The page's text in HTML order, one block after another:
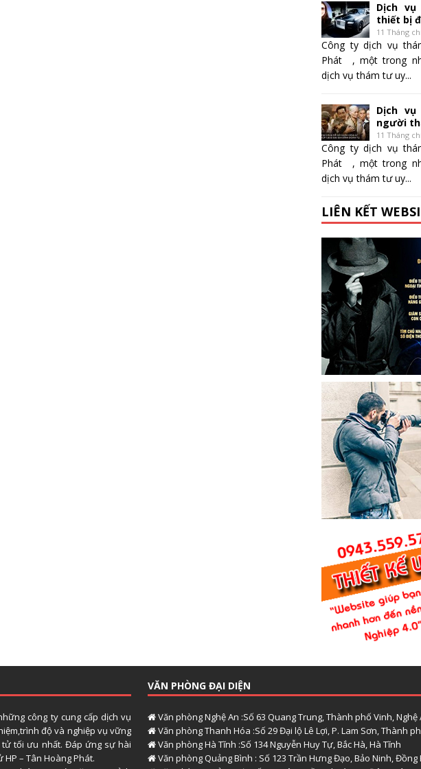
Dịch
thiết bị
11 Tháng
Công ty dịch vụ
Phát , một trong
dịch vụ thám tư uy...
Dịch
người
11 Tháng
Công ty dịch vụ
Phát , một trong
dịch vụ thám tư uy...
LIÊN KẾT
công ty cung cấp dịch vụ
độ và nghiệp vụ vững
tử tối ưu nhất. Đáp ứng sự hài
– Tân Hoàng Phát.
VĂN PHÒNG ĐẠI DIỆN
Văn phòng Nghệ An :Số 63 Quang Trung, Thành phố Vinh, Nghệ
Văn phòng Thanh Hóa :Số 29 Đại lộ Lê Lợi, P. Lam Sơn, Thành
Văn phòng Hà Tĩnh :Số 134 Nguyễn Huy Tự, Bắc Hà, Hà Tĩnh
Văn phòng Quảng Bình : Số 123 Trần Hưng Đạo, Bảo Ninh, Đồng